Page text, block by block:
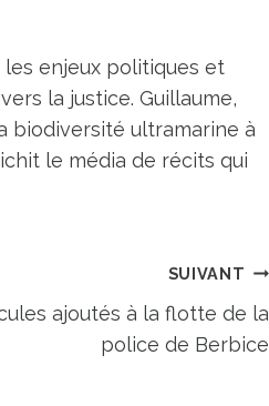
enjeux politiques et
la justice. Guillaume,
biodiversité ultramarine à
le média de récits qui
SUIVANT
ajoutés à la flotte de la
police de Berbice